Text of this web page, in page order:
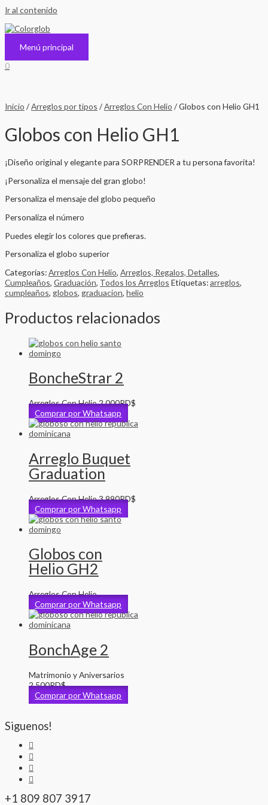
Ir al contenido
Menú principal
0
Inicio /Arreglos por tipos /Arreglos Con Helio / Globos con Helio GH1
Globos con Helio GH1
¡Diseño original y elegante para SORPRENDER a tu persona favorita!
¡Personaliza el mensaje del gran globo!
Personaliza el mensaje del globo pequeño
Personaliza el número
Puedes elegir los colores que prefieras.
Personaliza el globo superior
Categorías:Arreglos Con Helio, Arreglos, Regalos, Detalles,
Cumpleaños, Graduación, Todos los Arreglos Etiquetas:arreglos,
cumpleaños, globos, graduacion, helio
Productos relacionados
BoncheStrar 2
Arreglos Con Helio2,000RD$
Comprar por Whatsapp
Arreglo Buquet
Graduation
Arreglos Con Helio3,990RD$
Comprar por Whatsapp
Globos con
Helio GH2
Arreglos Con Helio
Comprar por Whatsapp
BonchAge 2
Matrimonio y Aniversarios
2,500RD$
Comprar por Whatsapp
Siguenos!
+1 809 807 3917